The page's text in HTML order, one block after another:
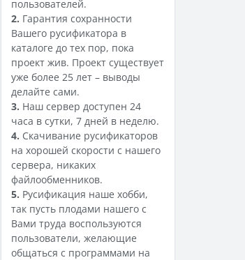
пользователей.
2. Гарантия сохранности
Вашего русификатора в
каталоге до тех пор, пока
проект жив. Проект существует
уже более 25 лет – выводы
делайте сами.
3. Наш сервер доступен 24
часа в сутки, 7 дней в неделю.
4. Скачивание русификаторов
на хорошей скорости с нашего
сервера, никаких
файлообменников.
5. Русификация наше хобби,
так пусть плодами нашего с
Вами труда воспользуются
пользователи, желающие
общаться с программами на